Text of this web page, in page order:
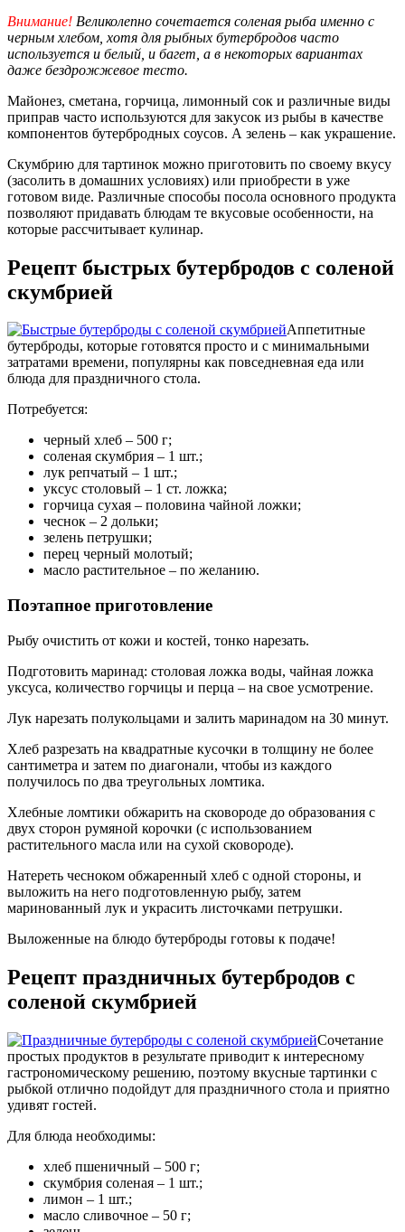
Внимание! Великолепно сочетается соленая рыба именно с
черным хлебом, хотя для рыбных бутербродов часто
используется и белый, и багет, а в некоторых вариантах
даже бездрожжевое тесто.
Майонез, сметана, горчица, лимонный сок и различные виды
приправ часто используются для закусок из рыбы в качестве
компонентов бутербродных соусов. А зелень – как украшение.
Скумбрию для тартинок можно приготовить по своему вкусу
(засолить в домашних условиях) или приобрести в уже
готовом виде. Различные способы посола основного продукта
позволяют придавать блюдам те вкусовые особенности, на
которые рассчитывает кулинар.
Рецепт быстрых бутербродов с соленой
скумбрией
Аппетитные
бутерброды, которые готовятся просто и с минимальными
затратами времени, популярны как повседневная еда или
блюда для праздничного стола.
Потребуется:
черный хлеб – 500 г;
соленая скумбрия – 1 шт.;
лук репчатый – 1 шт.;
уксус столовый – 1 ст. ложка;
горчица сухая – половина чайной ложки;
чеснок – 2 дольки;
зелень петрушки;
перец черный молотый;
масло растительное – по желанию.
Поэтапное приготовление
Рыбу очистить от кожи и костей, тонко нарезать.
Подготовить маринад: столовая ложка воды, чайная ложка
уксуса, количество горчицы и перца – на свое усмотрение.
Лук нарезать полукольцами и залить маринадом на 30 минут.
Хлеб разрезать на квадратные кусочки в толщину не более
сантиметра и затем по диагонали, чтобы из каждого
получилось по два треугольных ломтика.
Хлебные ломтики обжарить на сковороде до образования с
двух сторон румяной корочки (с использованием
растительного масла или на сухой сковороде).
Натереть чесноком обжаренный хлеб с одной стороны, и
выложить на него подготовленную рыбу, затем
маринованный лук и украсить листочками петрушки.
Выложенные на блюдо бутерброды готовы к подаче!
Рецепт праздничных бутербродов с
соленой скумбрией
Сочетание
простых продуктов в результате приводит к интересному
гастрономическому решению, поэтому вкусные тартинки с
рыбкой отлично подойдут для праздничного стола и приятно
удивят гостей.
Для блюда необходимы:
хлеб пшеничный – 500 г;
скумбрия соленая – 1 шт.;
лимон – 1 шт.;
масло сливочное – 50 г;